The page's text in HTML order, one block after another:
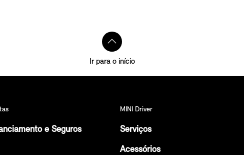
Ir para o início
e Seguros
MINI Driver
Serviços
Acessórios